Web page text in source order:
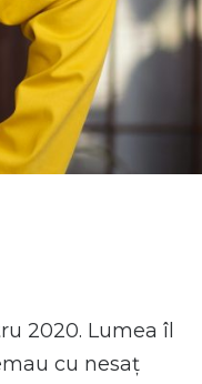
2020. Lumea îl
cu nesaț